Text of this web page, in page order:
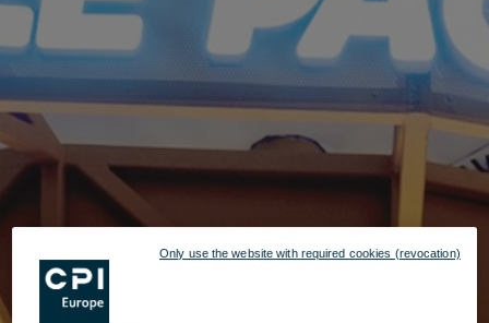
Only use the website with required cookies (revocation)